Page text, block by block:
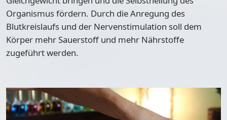
Organismus fördern. Durch die Anregung des
Blutkreislaufs und der Nervenstimulation soll dem
Körper mehr Sauerstoff und mehr Nährstoffe
zugeführt werden.